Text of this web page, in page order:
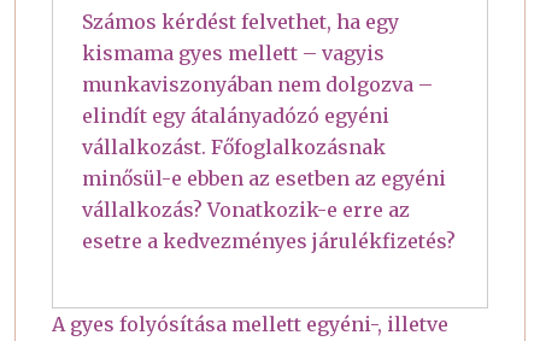
Számos kérdést felvethet, ha egy
kismama gyes mellett – vagyis
munkaviszonyában nem dolgozva –
elindít egy átalányadózó egyéni
vállalkozást. Főfoglalkozásnak
minősül-e ebben az esetben az egyéni
vállalkozás? Vonatkozik-e erre az
esetre a kedvezményes járulékfizetés?
A gyes folyósítása mellett egyéni-, illetve